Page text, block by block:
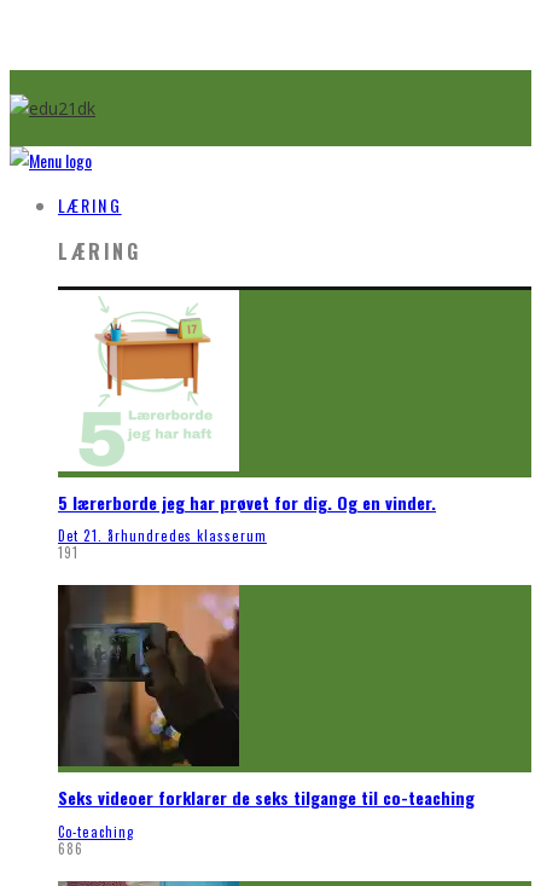
LÆRING
LÆRING
5 lærerborde jeg har prøvet for dig. Og en vinder.
Det 21. århundredes klasserum
191
Seks videoer forklarer de seks tilgange til co-teaching
Co-teaching
686